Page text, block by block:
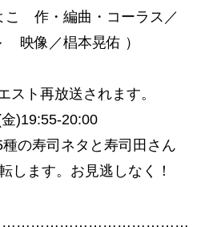
こ 作・編曲・コーラス／
映像／椙本晃佑 ）
スト再放送されます。
)19:55-20:00
の寿司ネタと寿司田さん
します。お見逃しなく！